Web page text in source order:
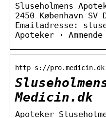
Sluseholmens
2450 København
Emailadresse:
Apoteker ·
http s://pro.medicin.dk
Medicin.dk
Apoteker